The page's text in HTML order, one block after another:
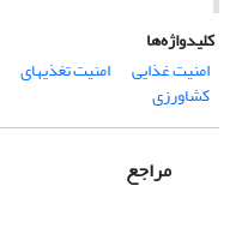
کلیدواژه‌ها
امنیت غذایی
امنیت تغذیهای
کشاورزی
مراجع